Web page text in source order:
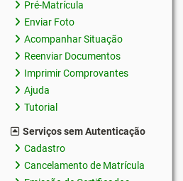
Pré-Matrícula
Enviar Foto
Acompanhar Situação
Reenviar Documentos
Imprimir Comprovantes
Ajuda
Tutorial
Serviços sem Autenticação
Cadastro
Cancelamento de Matrícula